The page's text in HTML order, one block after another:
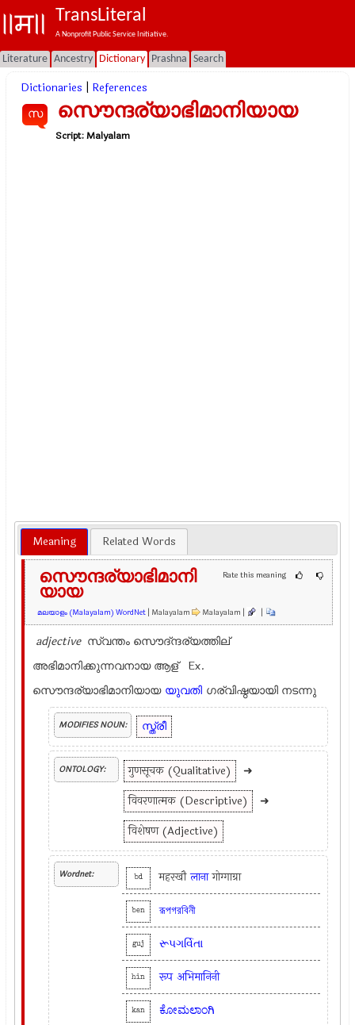
TransLiteral
A Nonprofit Public Service Initiative.
Literature Ancestry Dictionary Prashna Search
Dictionaries References
സ സൌന്ദര്യാഭിമാനിയായ
Script:Malyalam
Meaning Related Words
Rate this meaning
സൌന്ദര്യാഭിമാനി
യായ
മലയാളം (Malayalam) WordNet | Malayalam Malayalam | |
adjective സ്വന്തം സൌദ്ന്ദര്യത്തില്
അഭിമാനിക്കുന്നവനായ ആള് Ex.
സൌന്ദര്യാഭിമാനിയായ യുവതി ഗര്വിഷ്ഠയായി നടന്നു
MODIFIES NOUN: സ്ത്രീ
ONTOLOGY: गुणसूचक (Qualitative)
➜
विवरणात्मक (Descriptive)
➜
विशेषण (Adjective)
Wordnet: bd महरखौलानागोग्गाग्रा
ben রূপগরবিনী
guj રૂપગર્વિતા
hin रूप अभिमानिनी
kan ಕೋಮಲಾಂಗಿ